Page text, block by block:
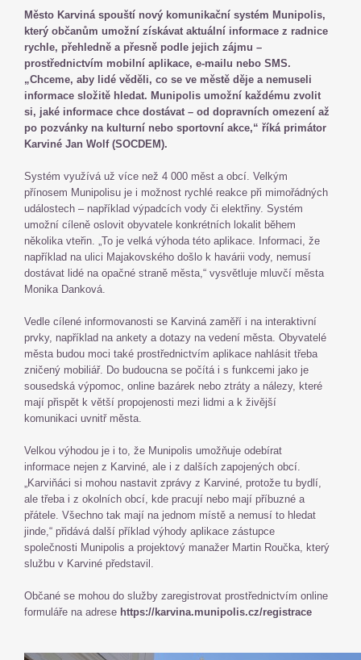
Město Karviná spouští nový komunikační systém Munipolis,
který občanům umožní získávat aktuální informace z radnice
rychle, přehledně a přesně podle jejich zájmu –
prostřednictvím mobilní aplikace, e-mailu nebo SMS.
„Chceme, aby lidé věděli, co se ve městě děje a nemuseli
informace složitě hledat. Munipolis umožní každému zvolit
si, jaké informace chce dostávat – od dopravních omezení až
po pozvánky na kulturní nebo sportovní akce,“ říká primátor
Karviné Jan Wolf (SOCDEM).
Systém využívá už více než 4 000 měst a obcí. Velkým
přínosem Munipolisu je i možnost rychlé reakce při mimořádných
událostech – například výpadcích vody či elektřiny. Systém
umožní cíleně oslovit obyvatele konkrétních lokalit během
několika vteřin. „To je velká výhoda této aplikace. Informaci, že
například na ulici Majakovského došlo k havárii vody, nemusí
dostávat lidé na opačné straně města,“ vysvětluje mluvčí města
Monika Danková.
Vedle cílené informovanosti se Karviná zaměří i na interaktivní
prvky, například na ankety a dotazy na vedení města. Obyvatelé
města budou moci také prostřednictvím aplikace nahlásit třeba
zničený mobiliář. Do budoucna se počítá i s funkcemi jako je
sousedská výpomoc, online bazárek nebo ztráty a nálezy, které
mají přispět k větší propojenosti mezi lidmi a k živější
komunikaci uvnitř města.
Velkou výhodou je i to, že Munipolis umožňuje odebírat
informace nejen z Karviné, ale i z dalších zapojených obcí.
„Karviňáci si mohou nastavit zprávy z Karviné, protože tu bydlí,
ale třeba i z okolních obcí, kde pracují nebo mají příbuzné a
přátele. Všechno tak mají na jednom místě a nemusí to hledat
jinde,“ přidává další příklad výhody aplikace zástupce
společnosti Munipolis a projektový manažer Martin Roučka, který
službu v Karviné představil.
Občané se mohou do služby zaregistrovat prostřednictvím online
formuláře na adrese https://karvina.munipolis.cz/registrace